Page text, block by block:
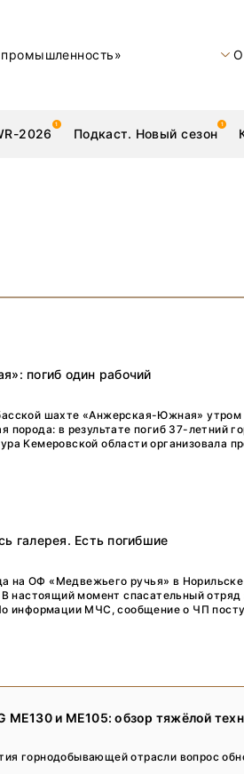
О
2026 Подкаст. Новый сезон
Техника и технологии
Бренд
Интервью
Каталог компаний
погиб один рабочий
шахте «Анжерская-Южная» утром
порода: в результате погиб 37-летний
Кемеровской области организовала
галерея. Есть погибшие
на ОФ «Медвежьего ручья» в
настоящий момент спасательный
информации МЧС, сообщение о ЧП
и ME105: обзор тяжёлой
горнодобывающей отрасли вопрос